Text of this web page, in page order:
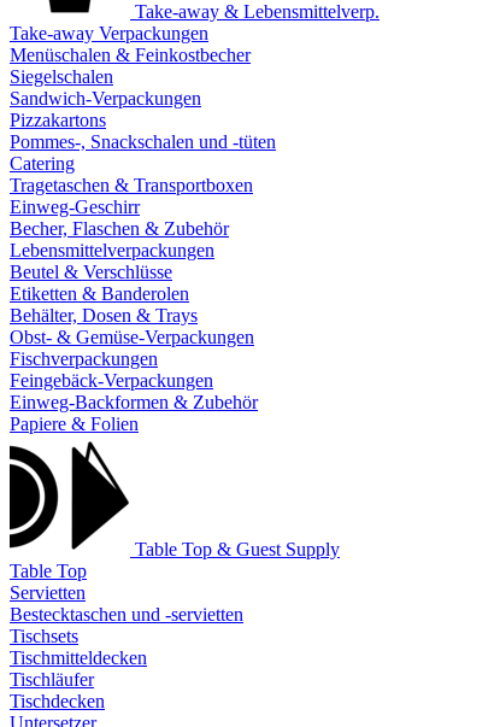
Take-away & Lebensmittelverp.
Take-away Verpackungen
Menüschalen & Feinkostbecher
Siegelschalen
Sandwich-Verpackungen
Pizzakartons
Pommes-, Snackschalen und -tüten
Catering
Tragetaschen & Transportboxen
Einweg-Geschirr
Becher, Flaschen & Zubehör
Lebensmittelverpackungen
Beutel & Verschlüsse
Etiketten & Banderolen
Behälter, Dosen & Trays
Obst- & Gemüse-Verpackungen
Fischverpackungen
Feingebäck-Verpackungen
Einweg-Backformen & Zubehör
Papiere & Folien
Table Top & Guest Supply
Table Top
Servietten
Bestecktaschen und -servietten
Tischsets
Tischmitteldecken
Tischläufer
Tischdecken